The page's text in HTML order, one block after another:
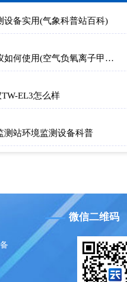
设备实用(气象科普站百科)
负氧离子检测仪如何使用(空气负氧离子甲醛pm2.5检测仪)
EL3怎么样
测站环境监测设备科普
微信二维码